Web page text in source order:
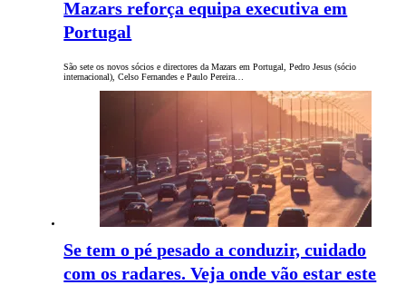
Mazars reforça equipa executiva em
Portugal
São sete os novos sócios e directores da Mazars em Portugal, Pedro Jesus (sócio
internacional), Celso Fernandes e Paulo Pereira…
Se tem o pé pesado a conduzir, cuidado
com os radares. Veja onde vão estar este